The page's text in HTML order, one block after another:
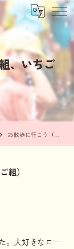
、いちご
お散歩に行こう（りんご組、いちご組）
組）
。大好きなロー